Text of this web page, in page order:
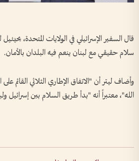
قال السفير الإسرائيلي في الولايات المتحدة،
سلام حقيقي مع لبنان ينعم فيه البلدان بالأمان.
وأضاف ليتر أن "الاتفاق الإطاري الثلاثي القائم
الله"، معتبراً أنه "بدأ طريق السلام بين إسرائيل